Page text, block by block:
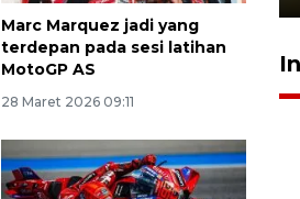
Marc Marquez jadi yang
terdepan pada sesi latihan
MotoGP AS
28 Maret 2026 09:11